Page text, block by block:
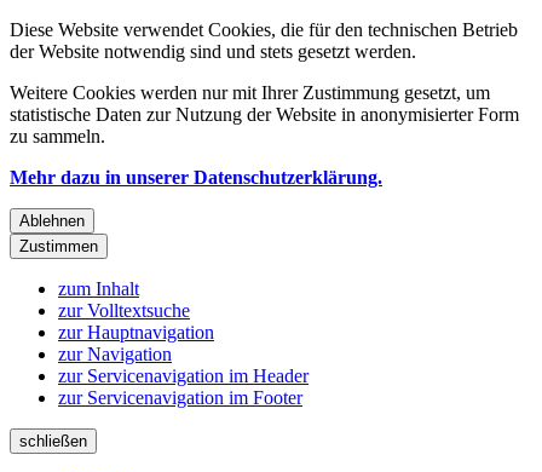
Diese Website verwendet Cookies, die für den technischen Betrieb
der Website notwendig sind und stets gesetzt werden.
Weitere Cookies werden nur mit Ihrer Zustimmung gesetzt, um
statistische Daten zur Nutzung der Website in anonymisierter Form
zu sammeln.
Mehr dazu in unserer Datenschutzerklärung.
Ablehnen
Zustimmen
zum Inhalt
zur Volltextsuche
zur Hauptnavigation
zur Navigation
zur Servicenavigation im Header
zur Servicenavigation im Footer
schließen